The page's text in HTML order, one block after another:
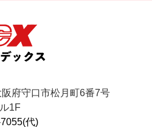
府守口市松月町6番7号
1F
代)